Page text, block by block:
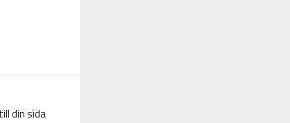
din sida